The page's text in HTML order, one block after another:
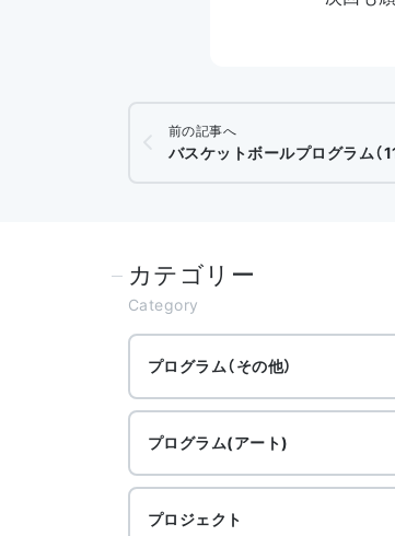
前の記事へ
バスケットボールプログラム（
カテゴリー
Category
プログラム（その他）
プログラム(アート)
プロジェクト